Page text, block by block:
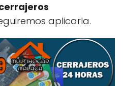
aplicarla.